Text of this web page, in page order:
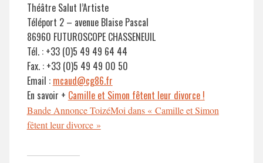
Théâtre Salut l’Artiste
Téléport 2 – avenue Blaise Pascal
86960 FUTUROSCOPE CHASSENEUIL
Tél. : +33 (0)5 49 49 64 44
Fax. : +33 (0)5 49 49 00 50
Email : mcaud@cg86.fr
En savoir + Camille et Simon fêtent leur divorce !
Bande Annonce ToizéMoi dans « Camille et Simon
fêtent leur divorce »